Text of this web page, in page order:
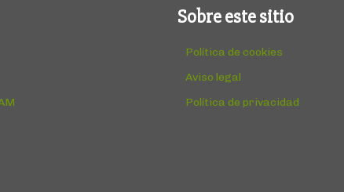
Sobre este sitio
Política de cookies
Aviso legal
Política de privacidad